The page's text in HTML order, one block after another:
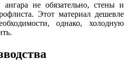
не обязательно, стены и
Этот материал дешевле
однако, холодную